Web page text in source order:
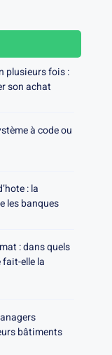
plusieurs fois :
son achat
à code ou
: la
les banques
: dans quels
elle la
bâtiments